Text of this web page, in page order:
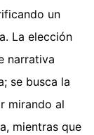
un
La elección
narrativa
se busca la
mirando al
mientras que